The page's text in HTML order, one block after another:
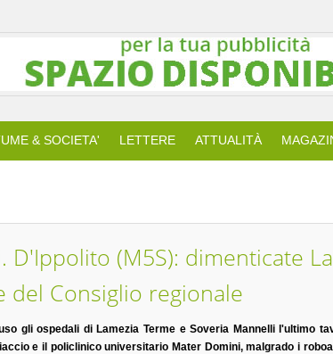
& SOCIETA' LETTERE ATTUALITÀ
(M5S): dimenticate
del Consiglio regionale
gli ospedali di Lamezia Terme e Soveria Mannelli l'ultimo
e il policlinico universitario Mater Domini, malgrado i